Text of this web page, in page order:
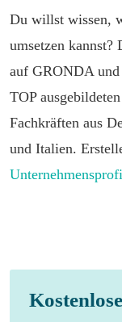
Du willst wissen,
umsetzen kannst?
auf GRONDA und
TOP
Fachkräften aus
und Italien.